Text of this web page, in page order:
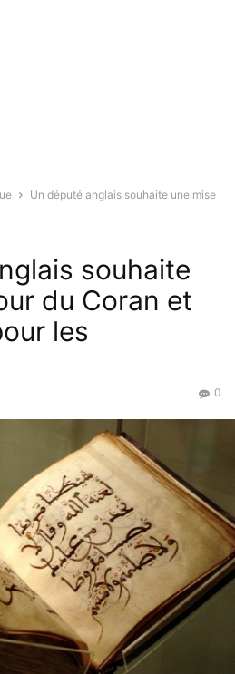
Un député anglais souhaite une mise
souhaite
du Coran et
les
0